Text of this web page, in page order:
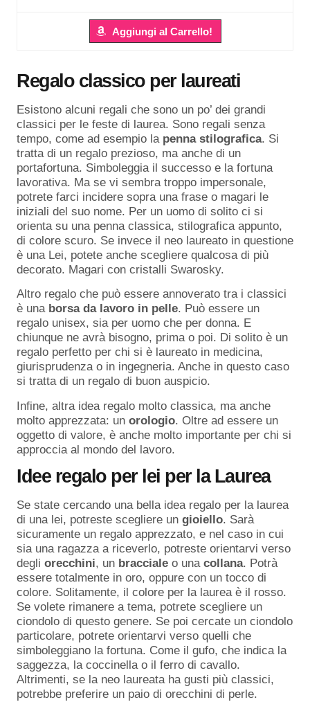
Aggiungi al Carrello!
Regalo classico per laureati
Esistono alcuni regali che sono un po’ dei grandi
classici per le feste di laurea. Sono regali senza
tempo, come ad esempio la penna stilografica. Si
tratta di un regalo prezioso, ma anche di un
portafortuna. Simboleggia il successo e la fortuna
lavorativa. Ma se vi sembra troppo impersonale,
potrete farci incidere sopra una frase o magari le
iniziali del suo nome. Per un uomo di solito ci si
orienta su una penna classica, stilografica appunto,
di colore scuro. Se invece il neo laureato in questione
è una Lei, potete anche scegliere qualcosa di più
decorato. Magari con cristalli Swarosky.
Altro regalo che può essere annoverato tra i classici
è una borsa da lavoro in pelle. Può essere un
regalo unisex, sia per uomo che per donna. E
chiunque ne avrà bisogno, prima o poi. Di solito è un
regalo perfetto per chi si è laureato in medicina,
giurisprudenza o in ingegneria. Anche in questo caso
si tratta di un regalo di buon auspicio.
Infine, altra idea regalo molto classica, ma anche
molto apprezzata: un orologio. Oltre ad essere un
oggetto di valore, è anche molto importante per chi si
approccia al mondo del lavoro.
Idee regalo per lei per la Laurea
Se state cercando una bella idea regalo per la laurea
di una lei, potreste scegliere un gioiello. Sarà
sicuramente un regalo apprezzato, e nel caso in cui
sia una ragazza a riceverlo, potreste orientarvi verso
degli orecchini, un bracciale o una collana. Potrà
essere totalmente in oro, oppure con un tocco di
colore. Solitamente, il colore per la laurea è il rosso.
Se volete rimanere a tema, potrete scegliere un
ciondolo di questo genere. Se poi cercate un ciondolo
particolare, potrete orientarvi verso quelli che
simboleggiano la fortuna. Come il gufo, che indica la
saggezza, la coccinella o il ferro di cavallo.
Altrimenti, se la neo laureata ha gusti più classici,
potrebbe preferire un paio di orecchini di perle.